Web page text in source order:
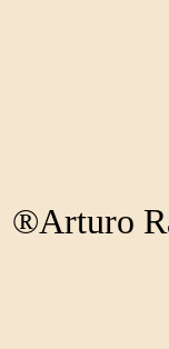
®Arturo